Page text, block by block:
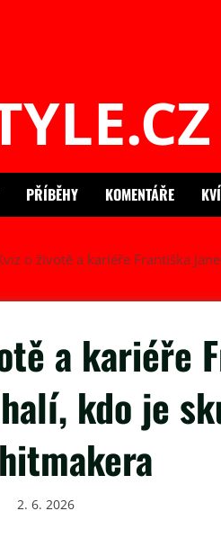
PŘÍBĚHY KOMENTÁŘE
o životě a kariéře Františka
a kariéře
kdo je
2. 6. 2026